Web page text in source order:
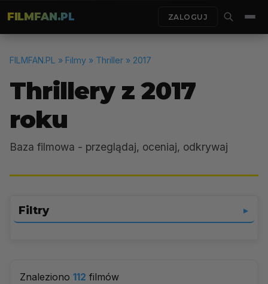
FILMFAN.PL ZALOGUJ
FILMFAN.PL » Filmy » Thriller » 2017
Thrillery z 2017
roku
Baza filmowa - przeglądaj, oceniaj, odkrywaj
Filtry ▼
Znaleziono 112 filmów